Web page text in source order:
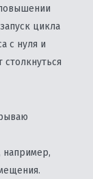
цикла
с нуля и
например,